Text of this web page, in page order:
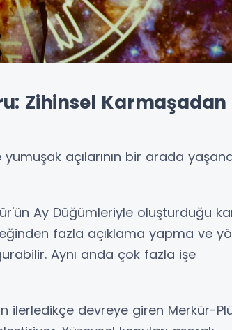
Zihinsel Karmaşadan
açılarının bir arada
Ay Düğümleriyle oluşturduğu
fazla açıklama yapma ve
Aynı anda çok fazla işe
ilerledikçe devreye giren Merkür-